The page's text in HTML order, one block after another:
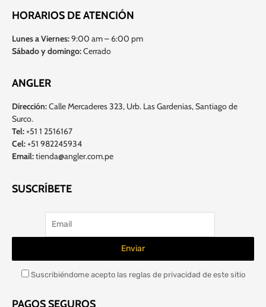
HORARIOS DE ATENCIÓN
Lunes a Viernes:9:00 am – 6:00 pm
Sábado y domingo:Cerrado
ANGLER
Dirección:Calle Mercaderes 323, Urb. Las Gardenias, Santiago de
Surco.
Tel:+51 1 2516167
Cel:+51 982245934
Email:tienda@angler.com.pe
SUSCRÍBETE
Suscribiéndome acepto las reglas de privacidad de este sitio
PAGOS SEGUROS